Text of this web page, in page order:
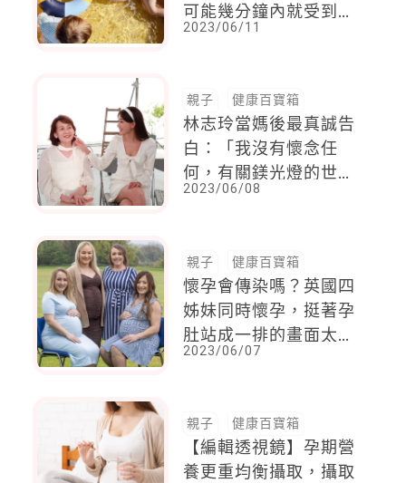
可能幾分鐘內就受到威
脅！陽台戲水池或是游
2023/06/11
親子 健康百寶箱
林志玲當媽後最真誠告
白：「我沒有懷念任
何，有關鎂光燈的世
界！」願意用很多的日
2023/06/08
親子 健康百寶箱
懷孕會傳染嗎？英國四
姊妹同時懷孕，挺著孕
肚站成一排的畫面太可
愛，期待小孩一起當同
2023/06/07
親子 健康百寶箱
【編輯透視鏡】孕期營
養更重均衡攝取，攝取